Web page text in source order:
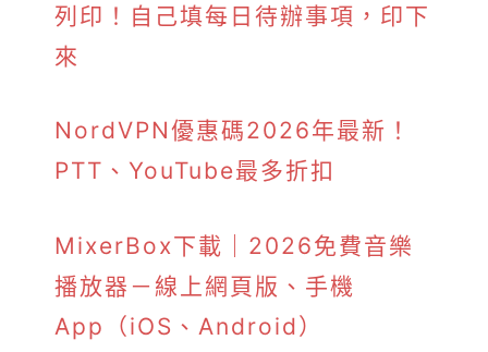
列印！自己填每日待辦事項，印下
來
NordVPN優惠碼2026年最新！
PTT、YouTube最多折扣
MixerBox下載｜2026免費音樂
播放器－線上網頁版、手機
App（iOS、Android）